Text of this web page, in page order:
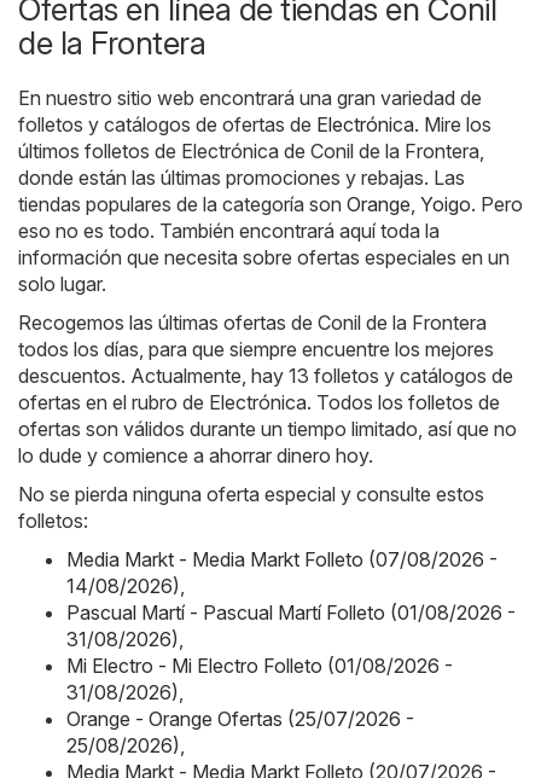
Ofertas en línea de tiendas en Conil
de la Frontera
En nuestro sitio web encontrará una gran variedad de
folletos y catálogos de ofertas de Electrónica. Mire los
últimos folletos de Electrónica de Conil de la Frontera,
donde están las últimas promociones y rebajas. Las
tiendas populares de la categoría son Orange Yoigo. Pero
eso no es todo. También encontrará aquí toda la
información que necesita sobre ofertas especiales en un
solo lugar.
Recogemos las últimas ofertas de Conil de la Frontera
todos los días, para que siempre encuentre los mejores
descuentos. Actualmente, hay 13 folletos y catálogos de
ofertas en el rubro de Electrónica. Todos los folletos de
ofertas son válidos durante un tiempo limitado, así que no
lo dude y comience a ahorrar dinero hoy.
No se pierda ninguna oferta especial y consulte estos
folletos:
Media Markt - Media Markt Folleto (07/08/2026 -
14/08/2026)
Pascual Martí - Pascual Martí Folleto (01/08/2026 -
31/08/2026)
Mi Electro - Mi Electro Folleto (01/08/2026 -
31/08/2026)
Orange - Orange Ofertas (25/07/2026 -
25/08/2026)
Media Markt - Media Markt Folleto (20/07/2026 -